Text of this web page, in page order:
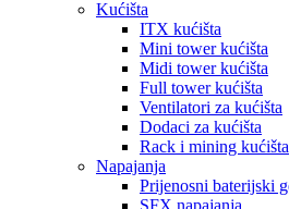
Kućišta
ITX kućišta
Mini tower kućišta
Midi tower kućišta
Full tower kućišta
Ventilatori za kućišta
Dodaci za kućišta
Rack i mining kućišta
Napajanja
Prijenosni baterijski
SFX napajanja